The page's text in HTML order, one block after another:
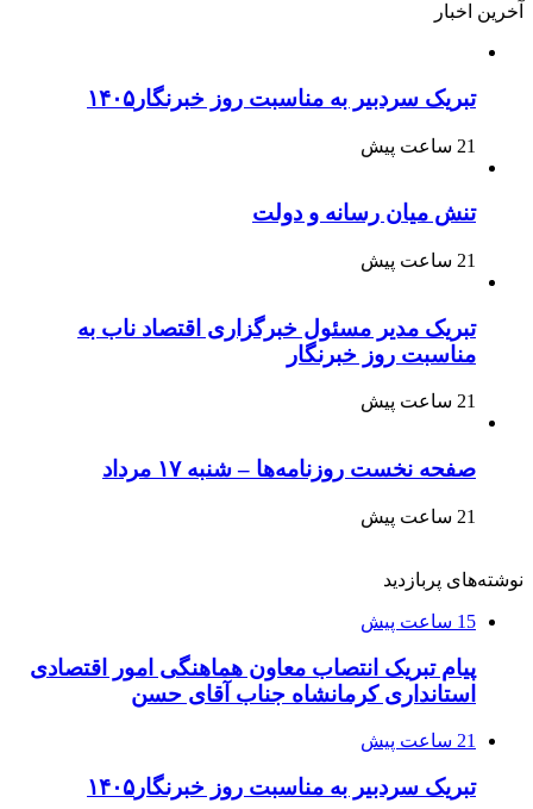
آخرین اخبار
تبریک سردبیر به مناسبت روز خبرنگار۱۴۰۵
21 ساعت پیش
تنش میان رسانه و دولت
21 ساعت پیش
تبریک مدیر مسئول خبرگزاری اقتصاد ناب به
مناسبت روز خبرنگار
21 ساعت پیش
صفحه نخست روزنامه‌ها – شنبه ۱۷ مرداد
21 ساعت پیش
نوشته‌های پربازدید
15 ساعت پیش
پیام تبریک انتصاب معاون هماهنگی امور اقتصادی
استانداری کرمانشاه جناب آقای حسن
21 ساعت پیش
تبریک سردبیر به مناسبت روز خبرنگار۱۴۰۵